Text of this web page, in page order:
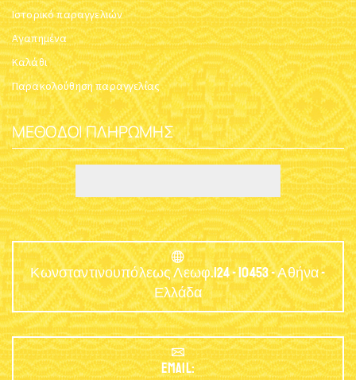
Ιστορικό παραγγελιών
Αγαπημένα
Καλάθι
Παρακολούθηση παραγγελίας
ΜΈΘΟΔΟΙ ΠΛΗΡΩΜΉΣ
Κωνσταντινουπόλεως Λεωφ.124 - 10453 - Αθήνα -
Ελλάδα
EMAIL: